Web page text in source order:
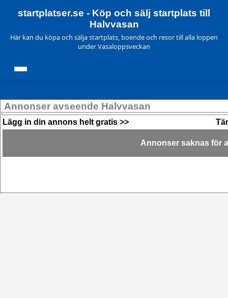
startplatser.se - Köp och sälj startplats till
Halvvasan
Här kan du köpa och sälja startplats, boende och resor till alla loppen
under Vasaloppsveckan
Annonser avseende Halvvasan
Lägg in din annons helt gratis >>
Annonser saknas för